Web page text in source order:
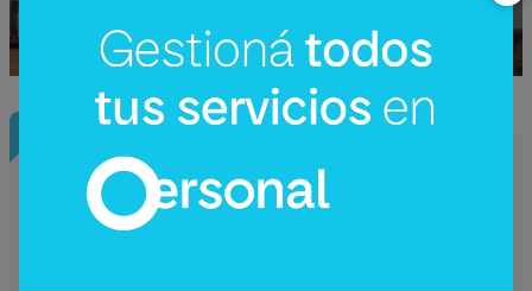
InfoNegocios Miami
Starbucks Japón y la cápsula
coleccionable que vale más que el café